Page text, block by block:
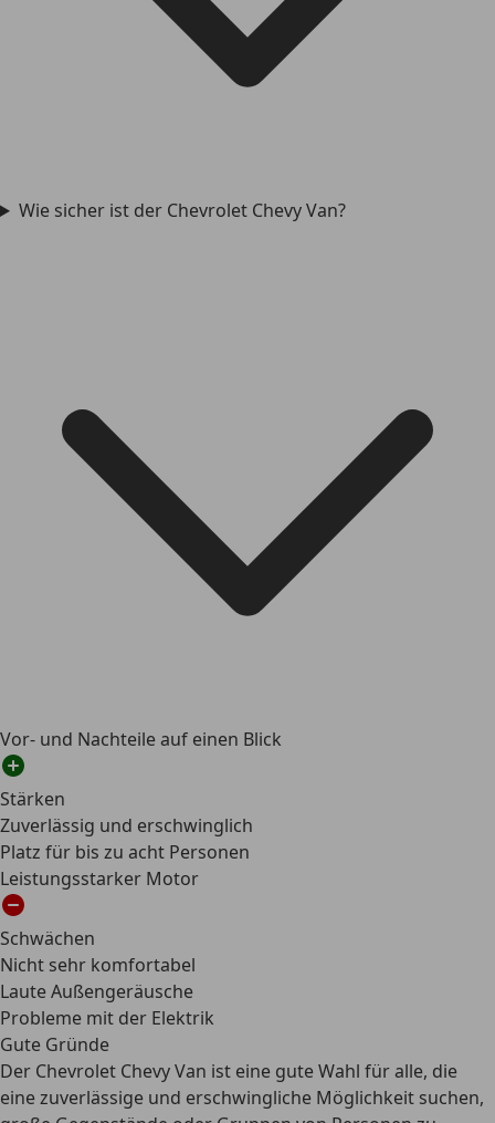
Wie sicher ist der Chevrolet Chevy Van?
Vor- und Nachteile auf einen Blick
Stärken
Zuverlässig und erschwinglich
Platz für bis zu acht Personen
Leistungsstarker Motor
Schwächen
Nicht sehr komfortabel
Laute Außengeräusche
Probleme mit der Elektrik
Gute Gründe
Der Chevrolet Chevy Van ist eine gute Wahl für alle, die
eine zuverlässige und erschwingliche Möglichkeit suchen,